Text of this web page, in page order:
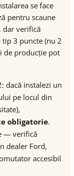
se face
pentru scaune
dar verifică
3 puncte (nu 2
de producție pot
dacă instalezi un
pe locul din
obligatorie.
— verifică
dealer Ford,
accesibil